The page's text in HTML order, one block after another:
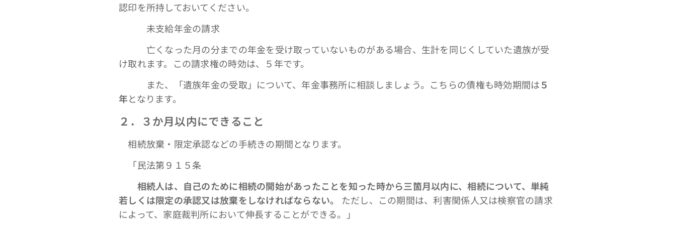
認印を所持しておいてください。
未支給年金の請求
亡くなった月の分までの年金を受け取っていないものがある場合、生計を同じくしていた遺族が受
け取れます。この請求権の時効は、５年です。
また、「遺族年金の受取」について、年金事務所に相談しましょう。こちらの債権も時効期間は５
年となります。
２．３か月以内にできること
相続放棄・限定承認などの手続きの期間となります。
「民法第９１５条
相続人は、自己のために相続の開始があったことを知った時から三箇月以内に、相続について、単純
若しくは限定の承認又は放棄をしなければならない。
ただし、この期間は、利害関係人又は検察官の請求
によって、家庭裁判所において伸長することができる。」